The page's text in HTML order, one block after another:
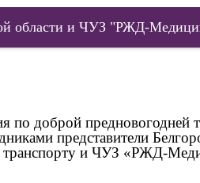
области и ЧУЗ "РЖД-
по доброй предновогодней
представители
и ЧУЗ «РЖД-